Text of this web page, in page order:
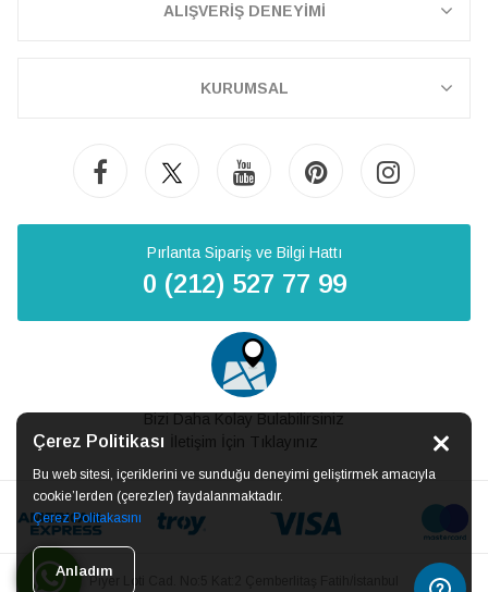
Çerez Politikası
Bu web sitesi, içeriklerini ve sunduğu deneyimi geliştirmek amacıyla
cookie’lerden (çerezler) faydalanmaktadır.
Çerez Politakasını
Anladım
ALIŞVERİŞ DENEYİMİ
KURUMSAL
Pırlanta Sipariş ve Bilgi Hattı
0 (212) 527 77 99
Bizi Daha Kolay Bulabilirsiniz
İletişim İçin Tıklayınız